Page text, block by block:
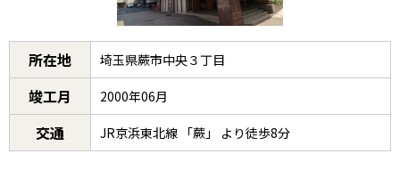
所在地 埼玉県蕨市中央３丁目
竣工月 2000年06月
交通 JR京浜東北線 「蕨」 より徒歩8分